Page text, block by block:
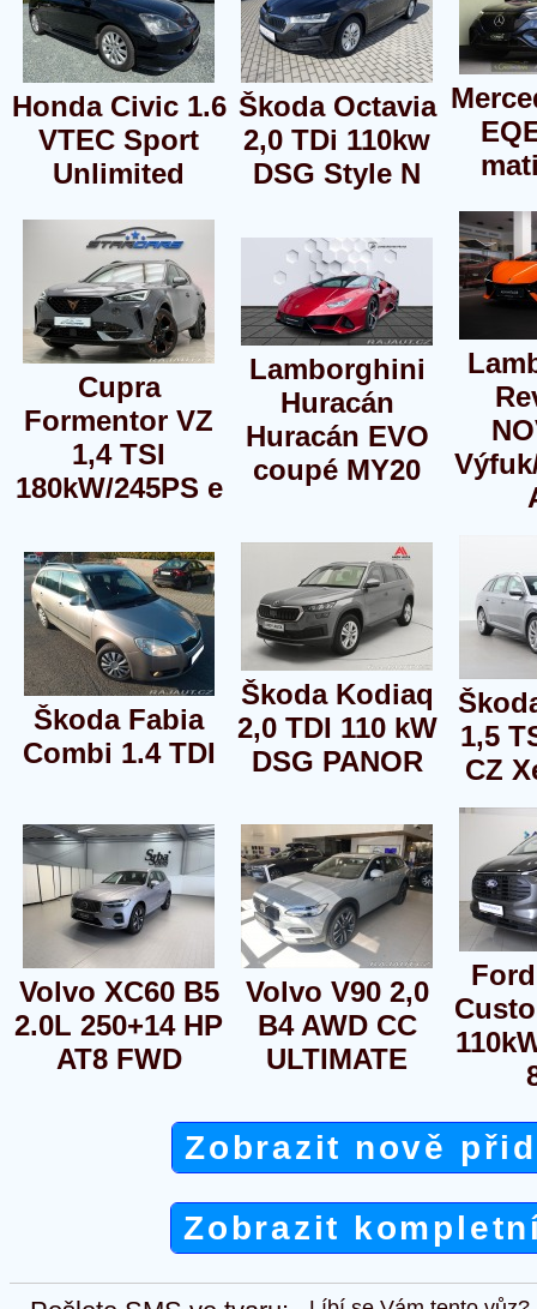
Honda Civic 1.6
VTEC Sport
Unlimited
Škoda Octavia
2,0 TDi 110kw
DSG Style N
Cupra
Formentor VZ
1,4 TSI
180kW/245PS e
Lamborghini
Huracán
Huracán EVO
coupé MY20
Škoda Fabia
Combi 1.4 TDI
Škoda Kodiaq
2,0 TDI 110 kW
DSG PANOR
1,5
CZ
Volvo XC60 B5
2.0L 250+14 HP
AT8 FWD
Volvo V90 2,0
B4 AWD CC
ULTIMATE
Zobrazit nově
Zobrazit